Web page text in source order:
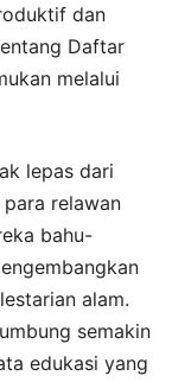
dan
Daftar
melalui
lepas dari
relawan
bahu-
alam.
semakin
edukasi yang